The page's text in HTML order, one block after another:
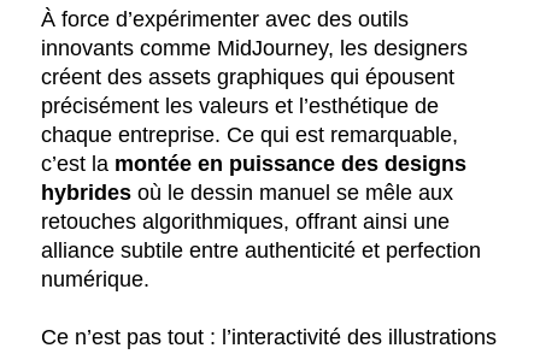
À force d’expérimenter avec des outils
innovants comme MidJourney, les designers
créent des assets graphiques qui épousent
précisément les valeurs et l’esthétique de
chaque entreprise. Ce qui est remarquable,
c’est la montée en puissance des designs
hybridesoù le dessin manuel se mêle aux
retouches algorithmiques, offrant ainsi une
alliance subtile entre authenticité et perfection
numérique.
Ce n’est pas tout : l’interactivité des illustrations